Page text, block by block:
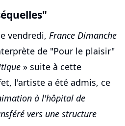
vendredi, France Dimanche
de "Pour le plaisir"
» suite à cette
l'artiste a été admis, ce
à l'hôpital de
vers une structure